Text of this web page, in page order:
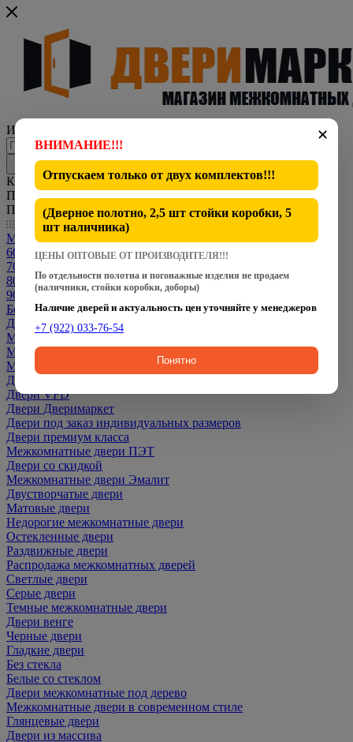
Интернет-магазин представительского класса
Каталог
По всему сайту
По каталогу
Каталог
Межкомнатные двери
600 мм
700 мм
800 мм
900 мм
Белые двери
Двери CPL
Межкомнатные Двери Dverona
Межкомнатные Двери Fly Doors
Межкомнатные Двери Martdoors
Двери Optima Porte
Двери VFD
Двери Дверимаркет
Двери под заказ индивидуальных размеров
Двери премиум класса
Межкомнатные двери ПЭТ
Двери со скидкой
Межкомнатные двери Эмалит
Двустворчатые двери
Матовые двери
Недорогие межкомнатные двери
Остекленные двери
Раздвижные двери
Распродажа межкомнатных дверей
Светлые двери
Серые двери
Темные межкомнатные двери
Двери венге
Черные двери
Гладкие двери
Без стекла
Белые со стеклом
Двери межкомнатные под дерево
Межкомнатные двери в современном стиле
Глянцевые двери
Двери из массива
✕
ВНИМАНИЕ!!!
Отпускаем только от двух комплектов!!!
(Дверное полотно, 2,5 шт стойки коробки, 5
шт наличника)
ЦЕНЫ ОПТОВЫЕ ОТ ПРОИЗВОДИТЕЛЯ!!!
По отдельности полотна и погонажные изделия не продаем
(наличники, стойки коробки, доборы)
Наличие дверей и актуальность цен уточняйте у менеджеров
+7 (922) 033-76-54
Понятно